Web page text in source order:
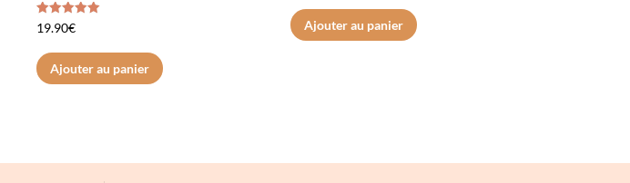
Note
5.00
19.90€
Ajouter au panier
Ajouter au panier